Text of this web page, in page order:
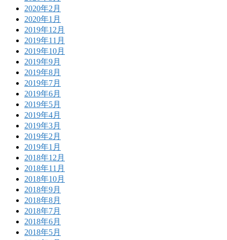
2020年2月
2020年1月
2019年12月
2019年11月
2019年10月
2019年9月
2019年8月
2019年7月
2019年6月
2019年5月
2019年4月
2019年3月
2019年2月
2019年1月
2018年12月
2018年11月
2018年10月
2018年9月
2018年8月
2018年7月
2018年6月
2018年5月